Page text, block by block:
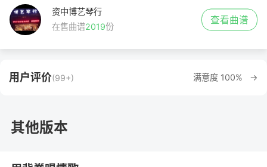
资中博艺琴行
在售曲谱2019份
查看曲谱
满意度 100% →
用户评价(99+)
其他版本